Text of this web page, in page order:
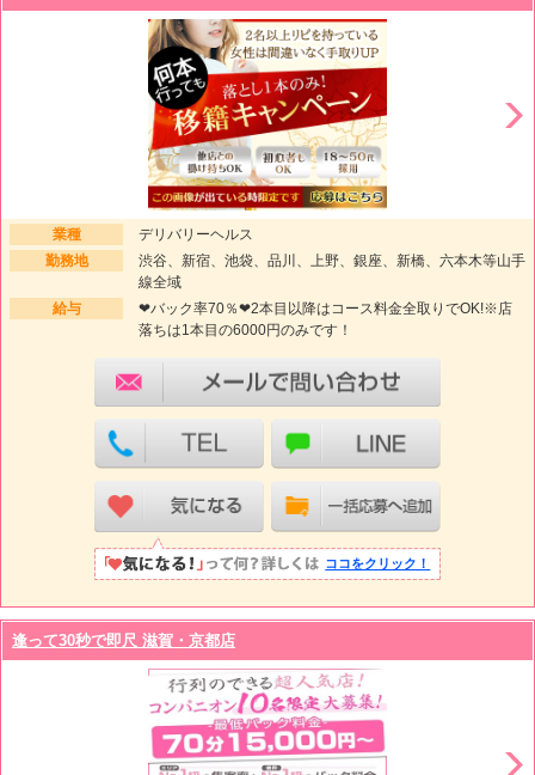
業種
デリバリーヘルス
勤務地
渋谷、新宿、池袋、品川、上野、銀座、新橋、六本木等山手
線全域
給与
❤バック率70％❤2本目以降はコース料金全取りでOK!※店
落ちは1本目の6000円のみです！
ココをクリック！
逢って30秒で即尺 滋賀・京都店